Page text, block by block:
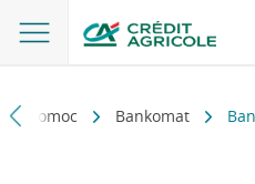
i pomoc Bankomat